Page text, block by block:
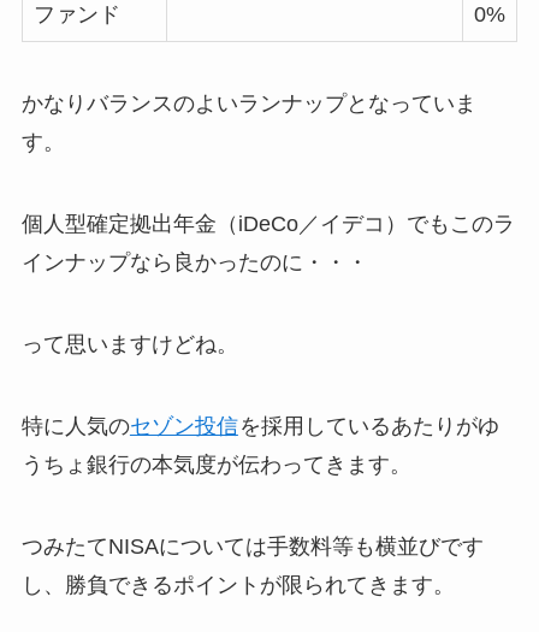
ファンド
0%
かなりバランスのよいランナップとなっていま
す。
個人型確定拠出年金（iDeCo／イデコ）でもこのラ
インナップなら良かったのに・・・
って思いますけどね。
特に人気のセゾン投信を採用しているあたりがゆ
うちょ銀行の本気度が伝わってきます。
つみたてNISAについては手数料等も横並びです
し、勝負できるポイントが限られてきます。